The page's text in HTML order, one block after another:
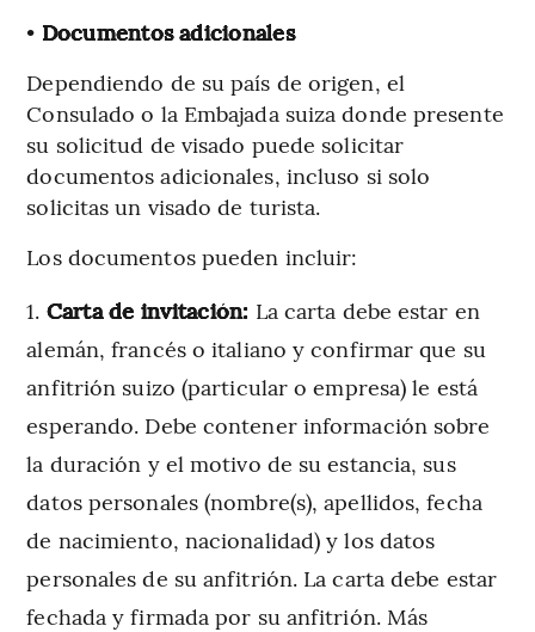
• Documentos adicionales
Dependiendo de su país de origen, el
Consulado o la Embajada suiza donde presente
su solicitud de visado puede solicitar
documentos adicionales, incluso si solo
solicitas un visado de turista.
Los documentos pueden incluir:
Carta de invitación: La carta debe estar en
alemán, francés o italiano y confirmar que su
anfitrión suizo (particular o empresa) le está
esperando. Debe contener información sobre
la duración y el motivo de su estancia, sus
datos personales (nombre(s), apellidos, fecha
de nacimiento, nacionalidad) y los datos
personales de su anfitrión. La carta debe estar
fechada y firmada por su anfitrión. Más